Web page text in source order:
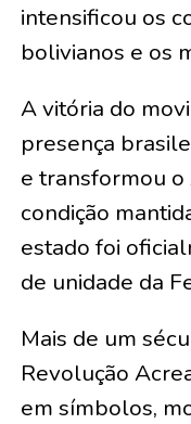
intensificou os
bolivianos e os
A vitória do
presença
e transformou
condição
estado foi
de unidade da
Mais de um
Revolução
em símbolos,